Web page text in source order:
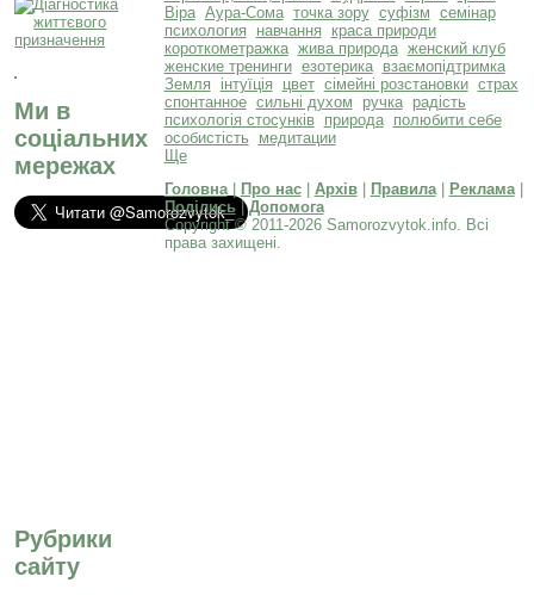
Ми в
соціальних
мережах
Рубрики
сайту
Віра Аура-Сома точка зору суфізм семінар
психология
навчання
краса природи
короткометражка жива природа женский клуб
женские тренинги езотерика
взаємопідтримка
Земля
інтуїція цвет сімейні розстановки страх
спонтанное сильні духом ручка
радість
психологія стосунків
природа
полюбити себе
особистість
медитации
Ще
Головна| Про нас| Архів| Правила| Реклама|
Поділись|Допомога
Copyright © 2011-2026 Samorozvytok.info. Всі
права захищені.